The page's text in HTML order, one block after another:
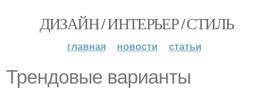
ДИЗАЙН / ИНТЕРЬЕР / СТИЛЬ
главная новости статьи
Трендовые варианты